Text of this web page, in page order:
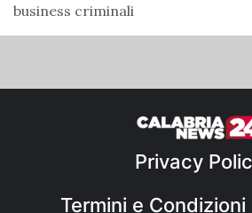
business criminali
Privacy
Termini e